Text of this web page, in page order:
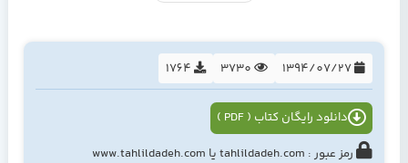
1394/07/27
1764
دانلود رایگان کتاب ( PDF )
رمز عبور : tahlildadeh.com یا www.tahlildadeh.com